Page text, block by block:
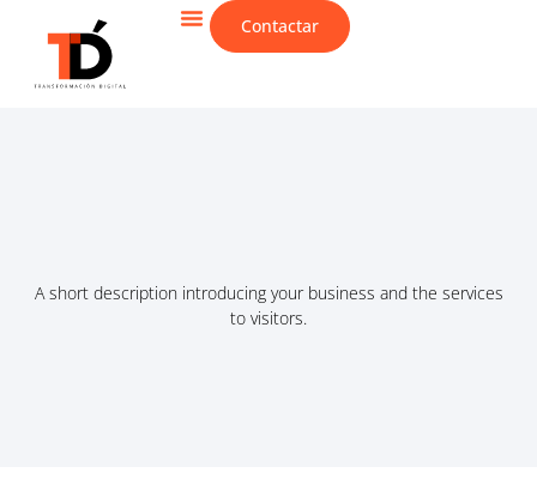
Contactar
A short description introducing your business and the services
to visitors.